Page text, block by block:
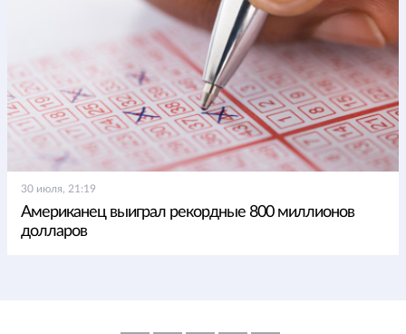
30 июля, 21:19
Американец выиграл рекордные 800 миллионов
долларов